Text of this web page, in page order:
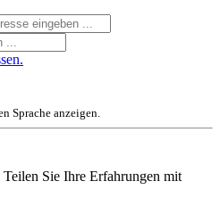
Sprache anzeigen.
Sie Ihre Erfahrungen mit